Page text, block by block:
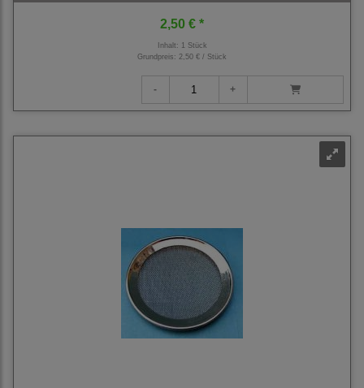
2,50 € *
Inhalt: 1 Stück
Grundpreis: 2,50 € / Stück